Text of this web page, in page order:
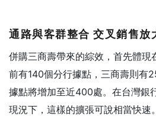
通路與客群整合 交叉銷售放
併購三商壽帶來的綜效，首先體現
前有140個分行據點，三商壽則有
據點將增加至近400處。在台灣銀
現況下，這樣的擴張可說相當快速。